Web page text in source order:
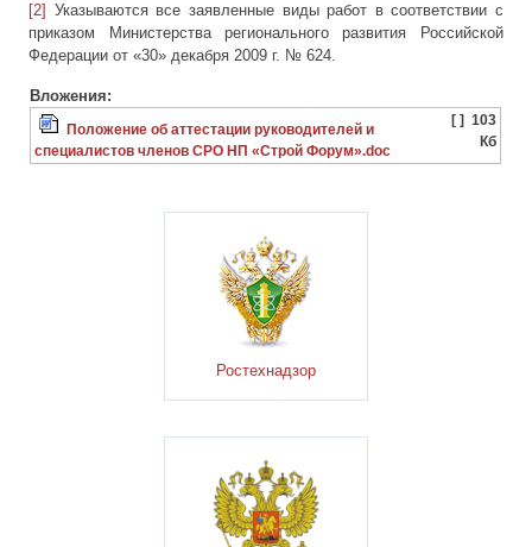
[2] Указываются все заявленные виды работ в соответствии с
приказом Министерства регионального развития Российской
Федерации от «30» декабря 2009 г. № 624.
Вложения:
Положение об аттестации руководителей и
специалистов членов СРО НП «Строй Форум».doc
[ ]
103
Кб
Ростехнадзор